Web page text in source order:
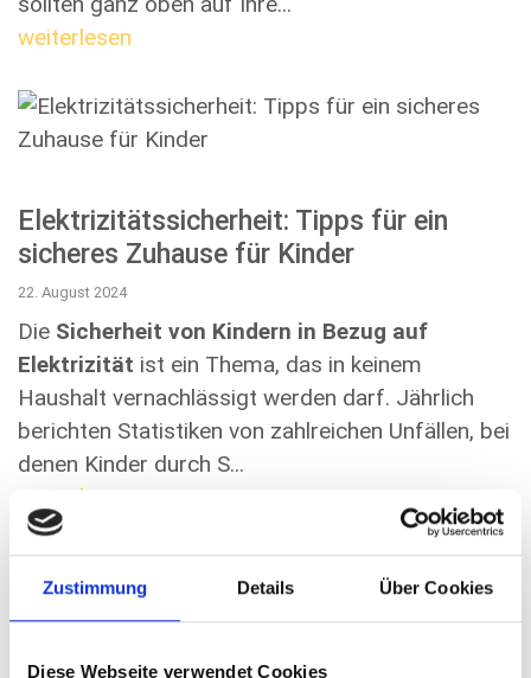
Zustimmung Details Über Cookies
Diese Webseite verwendet Cookies
weiterlesen
Elektrizitätssicherheit: Tipps für ein
sicheres Zuhause für Kinder
22. August 2024
Die Sicherheit von Kindern in Bezug auf
Elektrizität ist ein Thema, das in keinem
Haushalt vernachlässigt werden darf. Jährlich
berichten Statistiken von zahlreichen Unfällen, bei
denen Kinder durch S...
weiterlesen